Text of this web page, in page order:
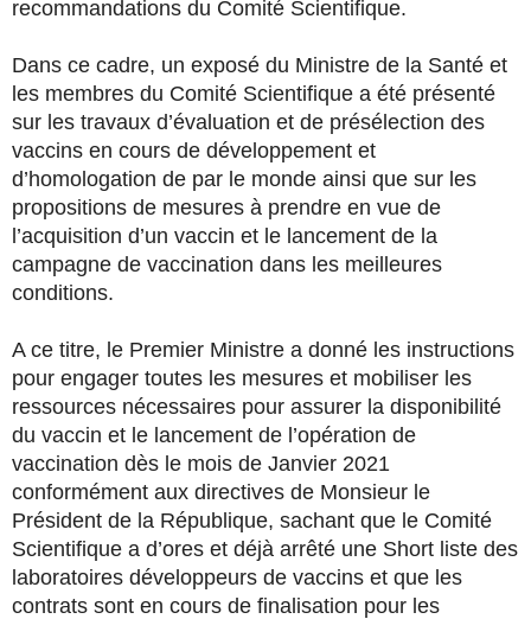
recommandations du Comité Scientifique.
Dans ce cadre, un exposé du Ministre de la Santé et
les membres du Comité Scientifique a été présenté
sur les travaux d’évaluation et de présélection des
vaccins en cours de développement et
d’homologation de par le monde ainsi que sur les
propositions de mesures à prendre en vue de
l’acquisition d’un vaccin et le lancement de la
campagne de vaccination dans les meilleures
conditions.
A ce titre, le Premier Ministre a donné les instructions
pour engager toutes les mesures et mobiliser les
ressources nécessaires pour assurer la disponibilité
du vaccin et le lancement de l’opération de
vaccination dès le mois de Janvier 2021
conformément aux directives de Monsieur le
Président de la République, sachant que le Comité
Scientifique a d’ores et déjà arrêté une Short liste des
laboratoires développeurs de vaccins et que les
contrats sont en cours de finalisation pour les